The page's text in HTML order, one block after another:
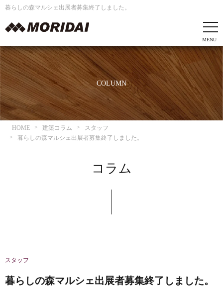
暮らしの森マルシェ出展者募集終了しました。
COLUMN
HOME 建築コラム
スタッフ
暮らしの森マルシェ出展者募集終了しました。
コラム
スタッフ
暮らしの森マルシェ出展者募集終了しました。